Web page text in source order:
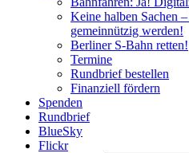
Keine halben Sachen
gemeinnützig werden!
Berliner S-Bahn retten!
Termine
Rundbrief bestellen
Finanziell fördern
Spenden
Rundbrief
BlueSky
Flickr